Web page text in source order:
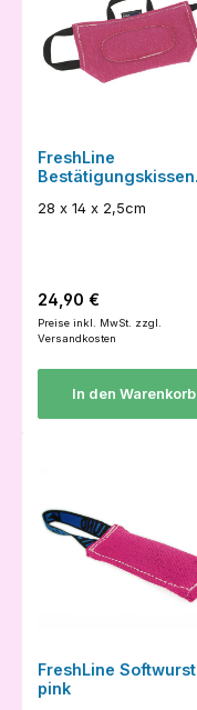
FreshLine
Bestätigungskissen
28 x 14 x 2,5cm
Regulärer Preis:
24,90 €
Preise inkl. MwSt. zzgl.
Versandkosten
In den Warenkorb
FreshLine Softwurst
pink